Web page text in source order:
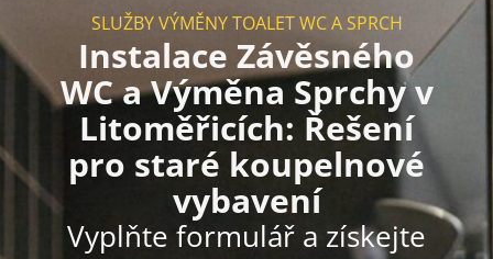
SLUŽBY VÝMĚNY TOALET WC A SPRCH
Instalace Závěsného
WC a Výměna Sprchy v
Litoměřicích: Řešení
pro staré koupelnové
vybavení
Vyplňte formulář a získejte